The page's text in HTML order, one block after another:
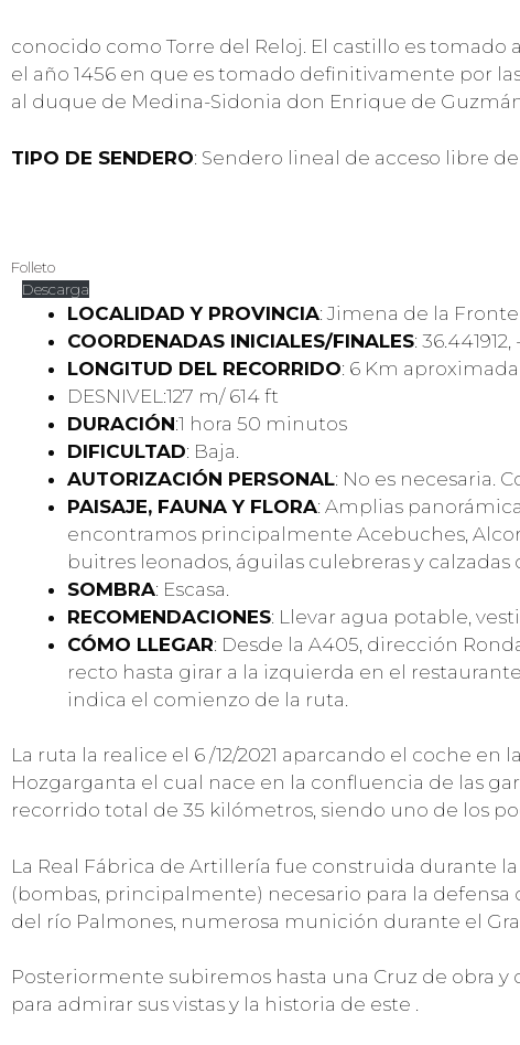
conocido como Torre del Reloj. El castillo es tomado
el año 1456 en que es tomado definitivamente por
al duque de Medina-Sidonia don Enrique de
TIPO DE SENDERO: Sendero lineal de acceso libre
Folleto
Descarga
LOCALIDAD Y PROVINCIA: Jimena de la
COORDENADAS INICIALES/FINALES:
LONGITUD DEL RECORRIDO: 6 Km
DESNIVEL:127 m/ 614 ft
DURACIÓN:1 hora 50 minutos
DIFICULTAD: Baja.
AUTORIZACIÓN PERSONAL: No es necesaria.
PAISAJE, FAUNA Y FLORA: Amplias
encontramos principalmente Acebuches,
buitres leonados, águilas culebreras y calzadas
SOMBRA: Escasa.
RECOMENDACIONES: Llevar agua potable,
CÓMO LLEGAR: Desde la A405, dirección
recto hasta girar a la izquierda en el
indica el comienzo de la ruta.
La ruta la realice el 6 /12/2021 aparcando el coche
Hozgarganta el cual nace en la confluencia de las
recorrido total de 35 kilómetros, siendo uno de los
La Real Fábrica de Artillería fue construida durante
(bombas, principalmente) necesario para la defensa
del río Palmones, numerosa munición durante el
Posteriormente subiremos hasta una Cruz de obra
para admirar sus vistas y la historia de este .